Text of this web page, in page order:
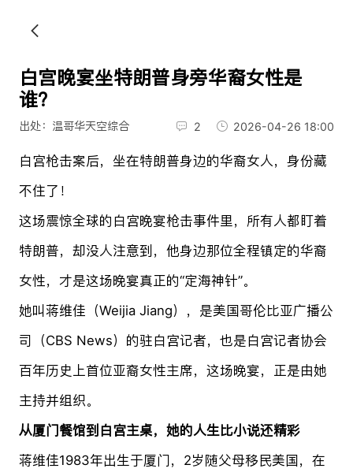
白宫晚宴坐特朗普身旁华裔女性是
谁？
出处：温哥华天空综合 2 2026-04-26 18:00
白宫枪击案后，坐在特朗普身边的华裔女人，身份藏
不住了！
这场震惊全球的白宫晚宴枪击事件里，所有人都盯着
特朗普，却没人注意到，他身边那位全程镇定的华裔
女性，才是这场晚宴真正的“定海神针”。
她叫蒋维佳（Weijia Jiang），是美国哥伦比亚广播公
司（CBS News）的驻白宫记者，也是白宫记者协会
百年历史上首位亚裔女性主席，这场晚宴，正是由她
主持并组织。
从厦门餐馆到白宫主桌，她的人生比小说还精彩
蒋维佳1983年出生于厦门，2岁随父母移民美国，在